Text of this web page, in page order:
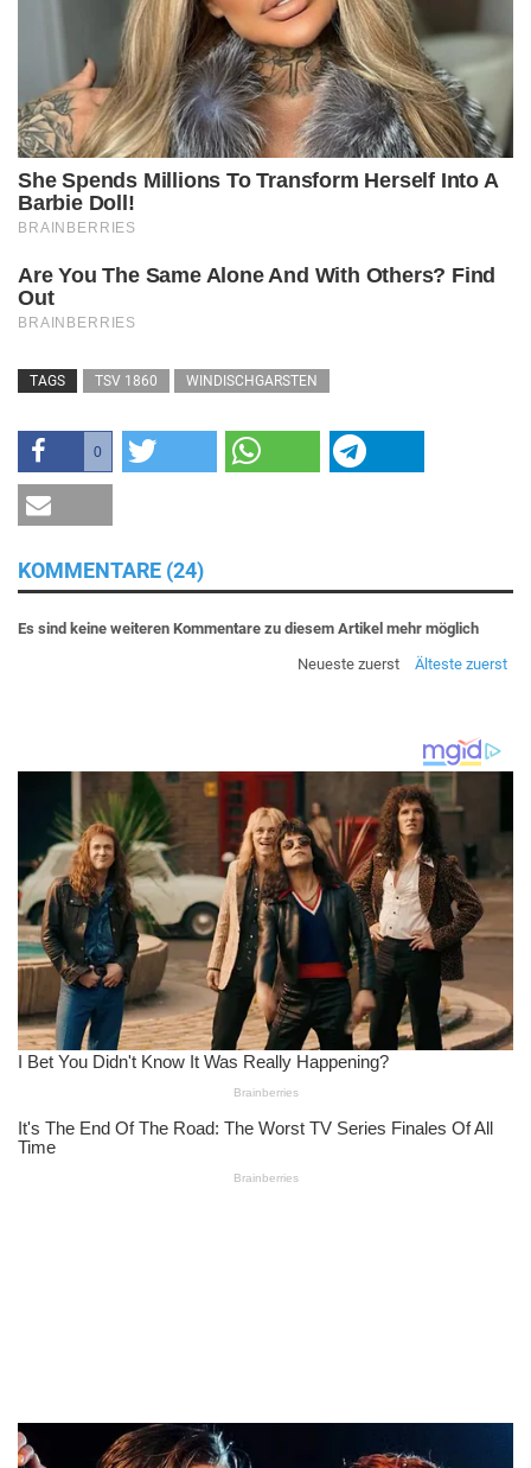
TAGS TSV 1860 WINDISCHGARSTEN
0
KOMMENTARE (24)
Es sind keine weiteren Kommentare zu diesem Artikel mehr möglich
Neueste zuerst
Älteste zuerst